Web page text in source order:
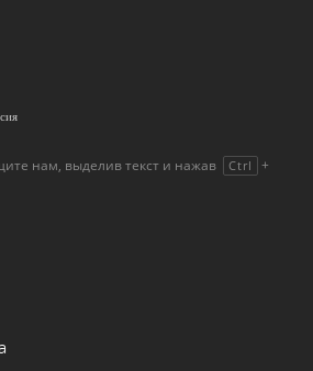
нам, выделив текст и нажав Ctrl +